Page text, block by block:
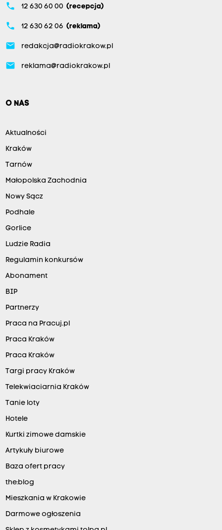
phone 12 630 60 00 (recepcja)
phone 12 630 62 06 (reklama)
email redakcja@radiokrakow.pl
email reklama@radiokrakow.pl
O NAS
Aktualności
Kraków
Tarnów
Małopolska Zachodnia
Nowy Sącz
Podhale
Gorlice
Ludzie Radia
Regulamin konkursów
Abonament
BIP
Partnerzy
Praca na Pracuj.pl
Praca Kraków
Praca Kraków
Targi pracy Kraków
Telekwiaciarnia Kraków
Tanie loty
Hotele
Kurtki zimowe damskie
Artykuły biurowe
Baza ofert pracy
the:blog
Mieszkania w Krakowie
Darmowe ogłoszenia